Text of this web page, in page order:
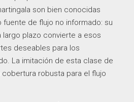
son bien conocidas
de flujo no informado: su
largo plazo convierte a esos
deseables para los
La imitación de esta clase de
robusta para el flujo